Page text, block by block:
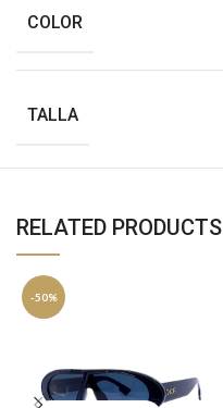
COLOR
TALLA
RELATED PRODUCTS
-50%